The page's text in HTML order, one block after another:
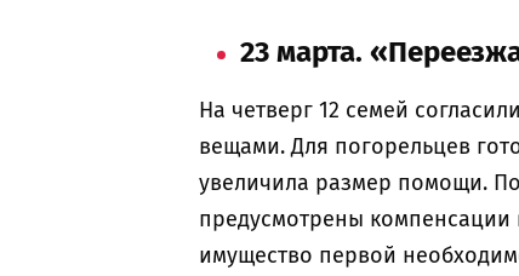
23 марта.
На четверг 12 семей
вещами. Для погорельцев
увеличила размер помощи.
предусмотрены компенсации
имущество первой